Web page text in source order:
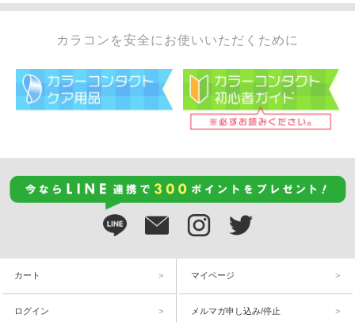
カラコンを安全にお使いいただくために
カート マイページ
ログイン メルマガ申し込み/停止